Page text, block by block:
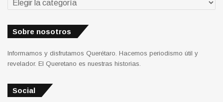
Sobre nosotros
Informamos y disfrutamos Querétaro. Hacemos periodismo útil y
revelador. El Queretano es nuestras historias.
Social